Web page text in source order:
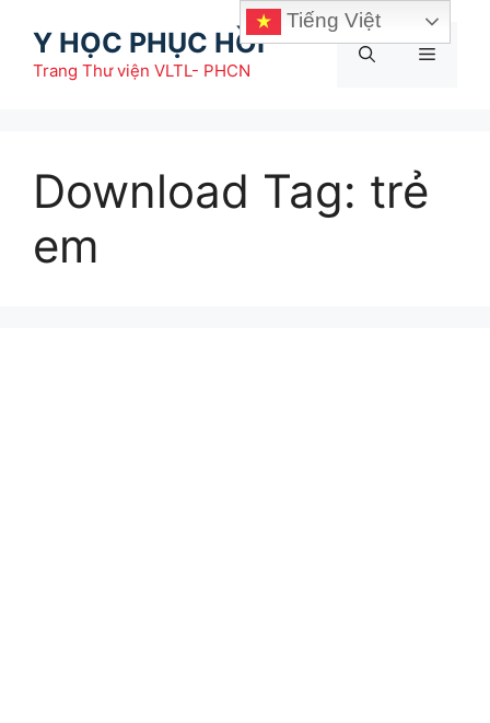
Y HỌC PHỤC HỒI
Trang Thư viện VLTL- PHCN
Menu
Download Tag: trẻ
em
Tiếng Việt